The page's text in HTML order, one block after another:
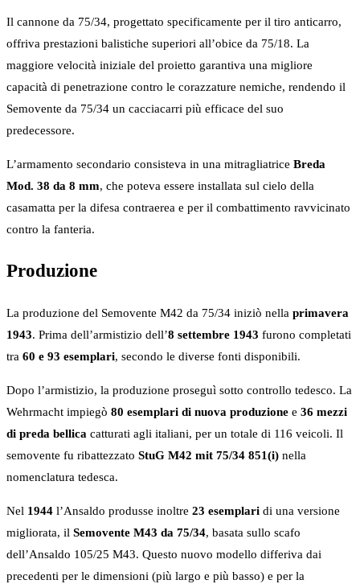
Il cannone da 75/34, progettato specificamente per il tiro anticarro,
offriva prestazioni balistiche superiori all’obice da 75/18. La
maggiore velocità iniziale del proietto garantiva una migliore
capacità di penetrazione contro le corazzature nemiche, rendendo il
Semovente da 75/34 un cacciacarri più efficace del suo
predecessore.
L’armamento secondario consisteva in una mitragliatrice Breda
Mod. 38 da 8 mm, che poteva essere installata sul cielo della
casamatta per la difesa contraerea e per il combattimento ravvicinato
contro la fanteria.
Produzione
La produzione del Semovente M42 da 75/34 iniziò nella primavera
1943. Prima dell’armistizio dell’8 settembre 1943 furono completati
tra 60 e 93 esemplari, secondo le diverse fonti disponibili.
Dopo l’armistizio, la produzione proseguì sotto controllo tedesco. La
Wehrmacht impiegò 80 esemplari di nuova produzione e 36 mezzi
di preda bellica catturati agli italiani, per un totale di 116 veicoli. Il
semovente fu ribattezzato StuG M42 mit 75/34 851(i) nella
nomenclatura tedesca.
Nel 1944 l’Ansaldo produsse inoltre 23 esemplari di una versione
migliorata, il Semovente M43 da 75/34, basata sullo scafo
dell’Ansaldo 105/25 M43. Questo nuovo modello differiva dai
precedenti per le dimensioni (più largo e più basso) e per la